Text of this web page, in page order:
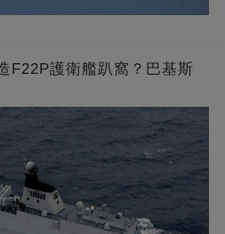
F22P護衛艦趴窩？巴基斯